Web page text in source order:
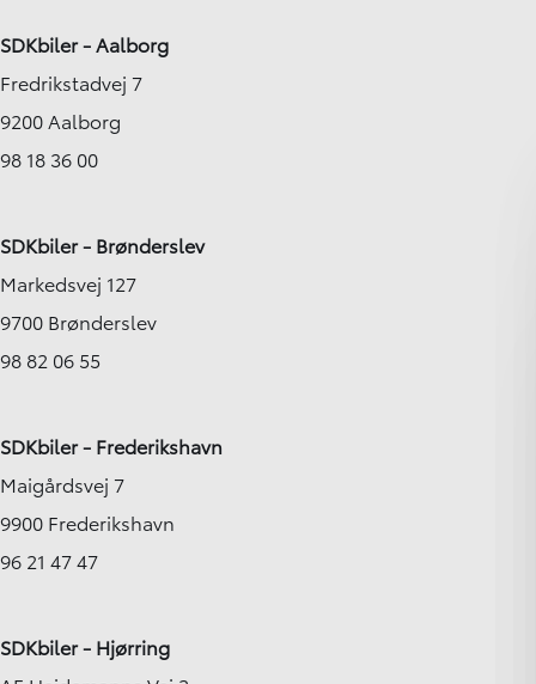
SDKbiler - Aalborg
Fredrikstadvej 7
9200 Aalborg
98 18 36 00
SDKbiler - Brønderslev
Markedsvej 127
9700 Brønderslev
98 82 06 55
SDKbiler - Frederikshavn
Maigårdsvej 7
9900 Frederikshavn
96 21 47 47
SDKbiler - Hjørring